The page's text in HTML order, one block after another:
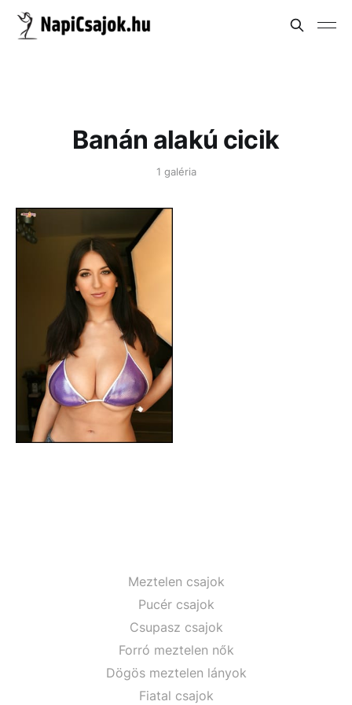
Banán alakú cicik
1 galéria
Meztelen csajok
Pucér csajok
Csupasz csajok
Forró meztelen nők
Dögös meztelen lányok
Fiatal csajok